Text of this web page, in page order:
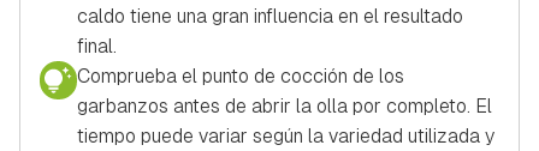
caldo tiene una gran influencia en el resultado
final.
Comprueba el punto de cocción de los
garbanzos antes de abrir la olla por completo. El
tiempo puede variar según la variedad utilizada y